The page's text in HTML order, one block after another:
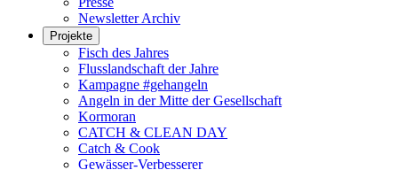
Newsletter Archiv
Projekte
Fisch des Jahres
Flusslandschaft der Jahre
Kampagne #gehangeln
Angeln in der Mitte der Gesellschaft
Kormoran
CATCH & CLEAN DAY
Catch & Cook
Gewässer-Verbesserer